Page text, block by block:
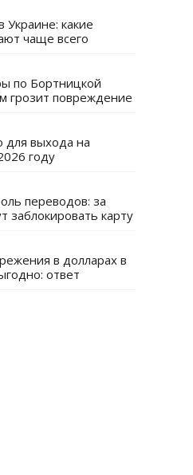
какие
чаще всего
по Бортницкой
грозит повреждение
для выхода на
году
переводов: за
заблокировать карту
в долларах в
ответ